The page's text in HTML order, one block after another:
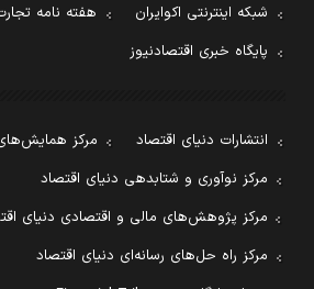
شبکه اینترنتی اکوایران
هفته نامه
پایگاه خبری اقتصادنیوز
انتشارات دنیای اقتصاد
مرکز
مرکز نوآوری و شتابدهی دنیای اقتصاد
مرکز پژوهش‌های مالی و اقتصادی دنیای
مرکز راه حل‌های رسانه‌ای دنیای اقتصاد